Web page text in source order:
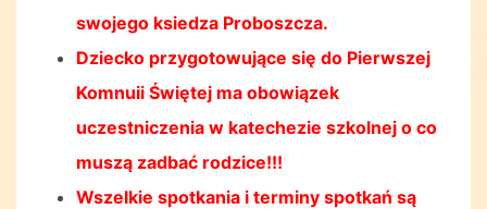
swojego ksiedza Proboszcza.
Dziecko przygotowujące się do Pierwszej
Komnuii Świętej ma obowiązek
uczestniczenia w katechezie szkolnej o co
muszą zadbać rodzice!!!
Wszelkie spotkania i terminy spotkań są